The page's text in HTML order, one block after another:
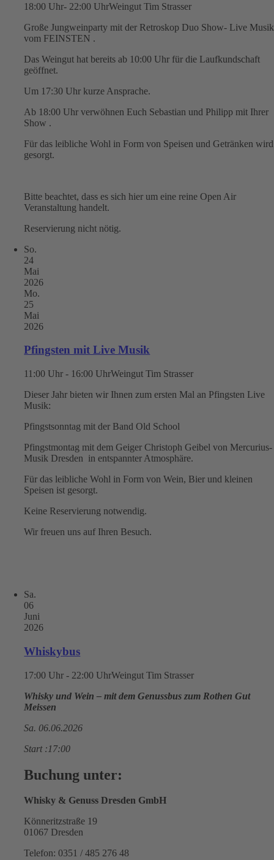
18:00 Uhr- 22:00 UhrWeingut Tim Strasser
Große Jungweinparty mit der Retroskop Duo Show- Live Musik
vom FEINSTEN .
Das Weingut hat bereits ab 10:00 Uhr für die Laufkundschaft
geöffnet.
Um 17:30 Uhr kurze Ansprache.
Ab 18:00 Uhr verwöhnen Euch Sebastian und Philipp mit Ihrer
Show .
Für das leibliche Wohl in Form von Speisen und Getränken wird
gesorgt.
Bitte beachtet, dass es sich hier um eine reine Open Air
Veranstaltung handelt.
Reservierung nicht nötig.
So.
24
Mai
2026
Mo.
25
Mai
2026
Pfingsten mit Live Musik
11:00 Uhr - 16:00 UhrWeingut Tim Strasser
Dieser Jahr bieten wir Ihnen zum ersten Mal an Pfingsten Live
Musik:
Pfingstsonntag mit der Band Old School
Pfingstmontag mit dem Geiger Christoph Geibel von Mercurius-
Musik Dresden in entspannter Atmosphäre.
Für das leibliche Wohl in Form von Wein, Bier und kleinen
Speisen ist gesorgt.
Keine Reservierung notwendig.
Wir freuen uns auf Ihren Besuch.
Sa.
06
Juni
2026
Whiskybus
17:00 Uhr - 22:00 UhrWeingut Tim Strasser
Whisky und Wein – mit dem Genussbus zum Rothen Gut
Meissen
Sa. 06.06.2026
Start :17:00
Buchung unter:
Whisky & Genuss Dresden GmbH
Könneritzstraße 19
01067 Dresden
Telefon: 0351 / 485 276 48